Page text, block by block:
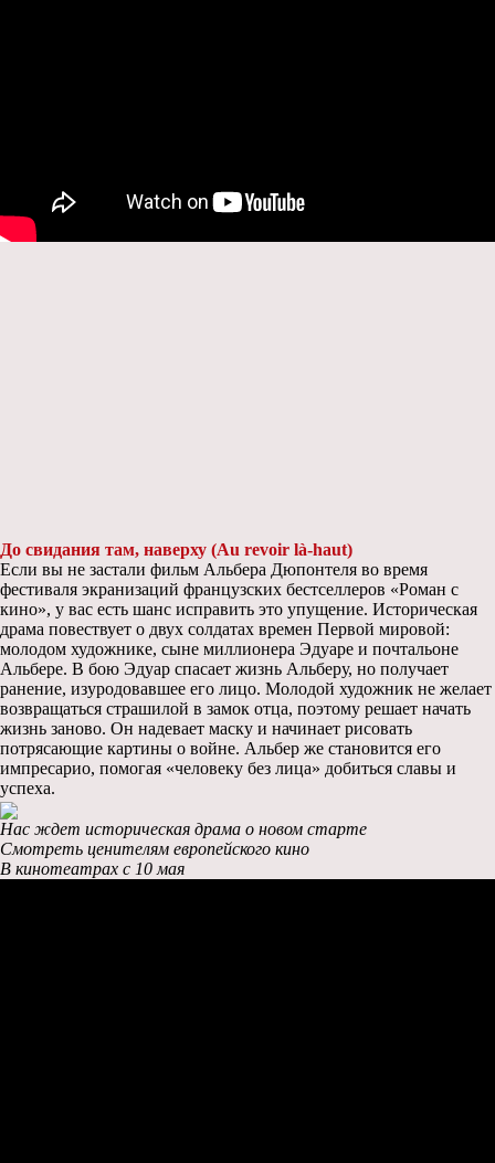
До свидания там, наверху (Au revoir là-haut)
Если вы не застали фильм Альбера Дюпонтеля во время
фестиваля экранизаций французских бестселлеров «Роман с
кино», у вас есть шанс исправить это упущение. Историческая
драма повествует о двух солдатах времен Первой мировой:
молодом художнике, сыне миллионера Эдуаре и почтальоне
Альбере. В бою Эдуар спасает жизнь Альберу, но получает
ранение, изуродовавшее его лицо. Молодой художник не желает
возвращаться страшилой в замок отца, поэтому решает начать
жизнь заново. Он надевает маску и начинает рисовать
потрясающие картины о войне. Альбер же становится его
импресарио, помогая «человеку без лица» добиться славы и
успеха.
Нас ждет историческая драма о новом старте
Смотреть ценителям европейского кино
В кинотеатрах с 10 мая